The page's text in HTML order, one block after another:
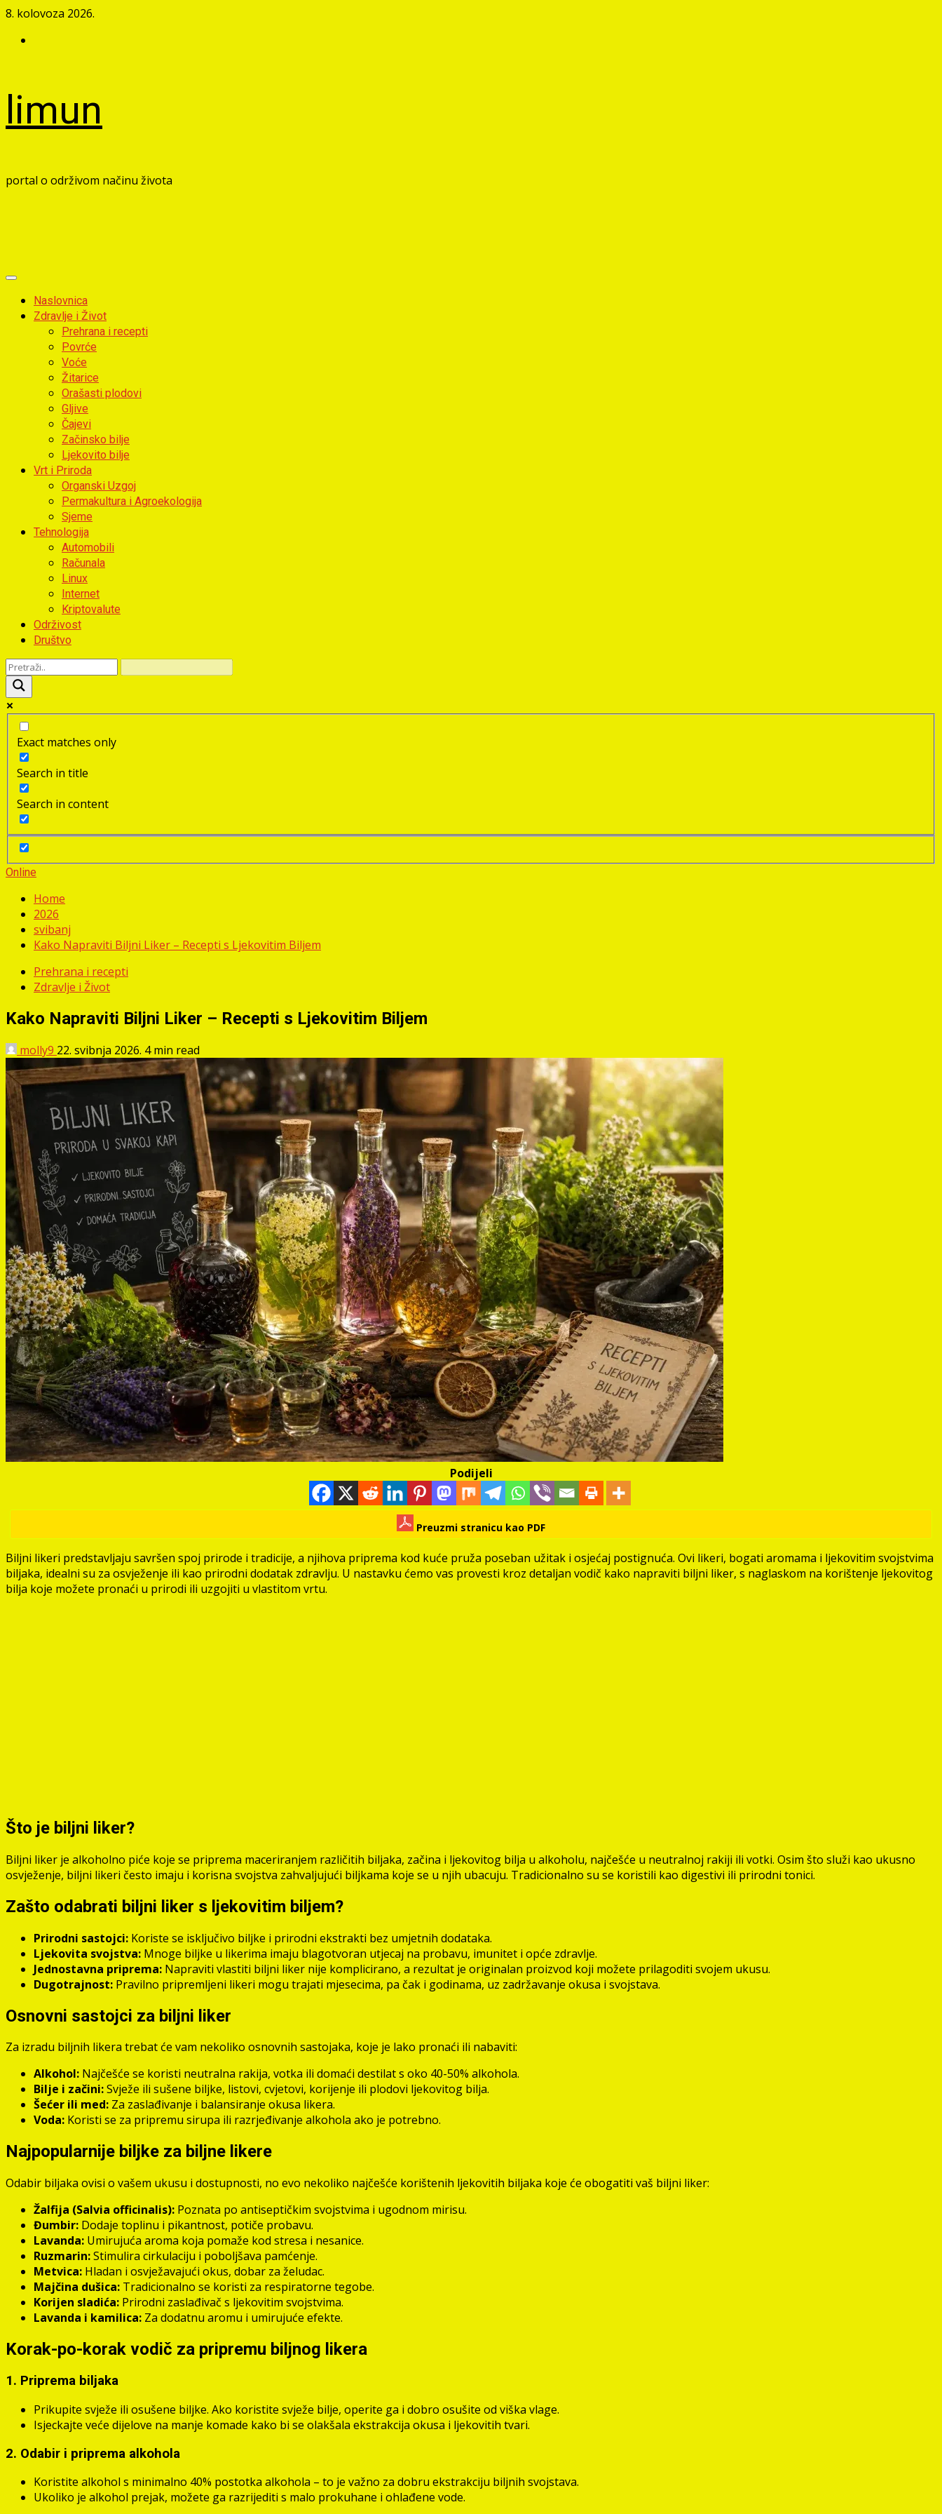
Skip
content
8. kolovoza 2026.
limun
portal o održivom načinu života
Primary
MenuNaslovnica
Zdravlje i Život
Prehrana i recepti
Povrće
Voće
Žitarice
Orašasti plodovi
Gljive
Čajevi
Začinsko bilje
Ljekovito bilje
Vrt i Priroda
Organski Uzgoj
Permakultura i Agroekologija
Sjeme
Tehnologija
Automobili
Računala
Linux
Internet
Kriptovalute
Održivost
Društvo
Exact matches only
Search in title
Search in content
Online
Home
2026
svibanj
Kako Napraviti Biljni Liker – Recepti s Ljekovitim Biljem
Prehrana i recepti
Zdravlje i Život
Kako Napraviti Biljni Liker – Recepti s Ljekovitim Biljem
molly9 22. svibnja 2026. 4 min read
Podijeli
Preuzmi stranicu kao PDF
Biljni likeri predstavljaju savršen spoj prirode i tradicije, a njihova priprema kod kuće pruža poseban užitak i osjećaj postignuća. Ovi likeri, bogati aromama i ljekovitim svojstvima
biljaka, idealni su za osvježenje ili kao prirodni dodatak zdravlju. U nastavku ćemo vas provesti kroz detaljan vodič kako napraviti biljni liker, s naglaskom na korištenje ljekovitog
bilja koje možete pronaći u prirodi ili uzgojiti u vlastitom vrtu.
Što je biljni liker?
Biljni liker je alkoholno piće koje se priprema maceriranjem različitih biljaka, začina i ljekovitog bilja u alkoholu, najčešće u neutralnoj rakiji ili votki. Osim što služi kao ukusno
osvježenje, biljni likeri često imaju i korisna svojstva zahvaljujući biljkama koje se u njih ubacuju. Tradicionalno su se koristili kao digestivi ili prirodni tonici.
Zašto odabrati biljni liker s ljekovitim biljem?
Prirodni sastojci: Koriste se isključivo biljke i prirodni ekstrakti bez umjetnih dodataka.
Ljekovita svojstva: Mnoge biljke u likerima imaju blagotvoran utjecaj na probavu, imunitet i opće zdravlje.
Jednostavna priprema: Napraviti vlastiti biljni liker nije komplicirano, a rezultat je originalan proizvod koji možete prilagoditi svojem ukusu.
Dugotrajnost: Pravilno pripremljeni likeri mogu trajati mjesecima, pa čak i godinama, uz zadržavanje okusa i svojstava.
Osnovni sastojci za biljni liker
Za izradu biljnih likera trebat će vam nekoliko osnovnih sastojaka, koje je lako pronaći ili nabaviti:
Alkohol: Najčešće se koristi neutralna rakija, votka ili domaći destilat s oko 40-50% alkohola.
Bilje i začini:Svježe ili sušene biljke, listovi, cvjetovi, korijenje ili plodovi ljekovitog bilja.
Šećer ili med: Za zaslađivanje i balansiranje okusa likera.
Voda: Koristi se za pripremu sirupa ili razrjeđivanje alkohola ako je potrebno.
Najpopularnije biljke za biljne likere
Odabir biljaka ovisi o vašem ukusu i dostupnosti, no evo nekoliko najčešće korištenih ljekovitih biljaka koje će obogatiti vaš biljni liker:
Žalfija (Salvia officinalis): Poznata po antiseptičkim svojstvima i ugodnom mirisu.
Đumbir: Dodaje toplinu i pikantnost, potiče probavu.
Lavanda: Umirujuća aroma koja pomaže kod stresa i nesanice.
Ruzmarin:Stimulira cirkulaciju i poboljšava pamćenje.
Metvica: Hladan i osvježavajući okus, dobar za želudac.
Majčina dušica: Tradicionalno se koristi za respiratorne tegobe.
Korijen sladića: Prirodni zaslađivač s ljekovitim svojstvima.
Lavanda i kamilica: Za dodatnu aromu i umirujuće efekte.
Korak-po-korak vodič za pripremu biljnog likera
1. Priprema biljaka
Prikupite svježe ili osušene biljke. Ako koristite svježe bilje, operite ga i dobro osušite od viška vlage.
Isjeckajte veće dijelove na manje komade kako bi se olakšala ekstrakcija okusa i ljekovitih tvari.
2. Odabir i priprema alkohola
Koristite alkohol s minimalno 40% postotka alkohola – to je važno za dobru ekstrakciju biljnih svojstava.
Ukoliko je alkohol prejak, možete ga razrijediti s malo prokuhane i ohlađene vode.